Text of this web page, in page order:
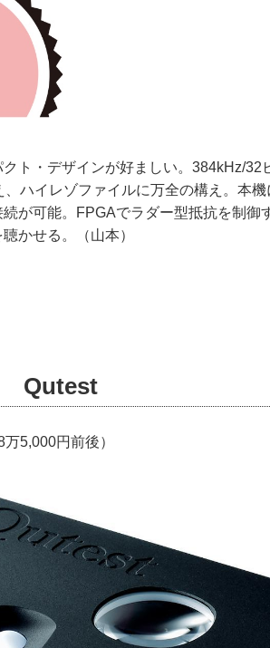
ト・デザインが好ましい。384kHz/32
ハイレゾファイルに万全の構え。本
が可能。FPGAでラダー型抵抗を制御
かせる。（山本）
Qutest
5,000円前後）